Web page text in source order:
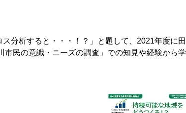
分析すると・・・！？」と題して、2021年度に田
民の意識・ニーズの調査」での知見や経験から学